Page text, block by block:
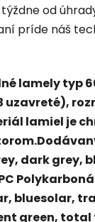
od
príde náš
lamely typ
uzavreté),
lamiel je
dark grey,
bluesolar,
green,